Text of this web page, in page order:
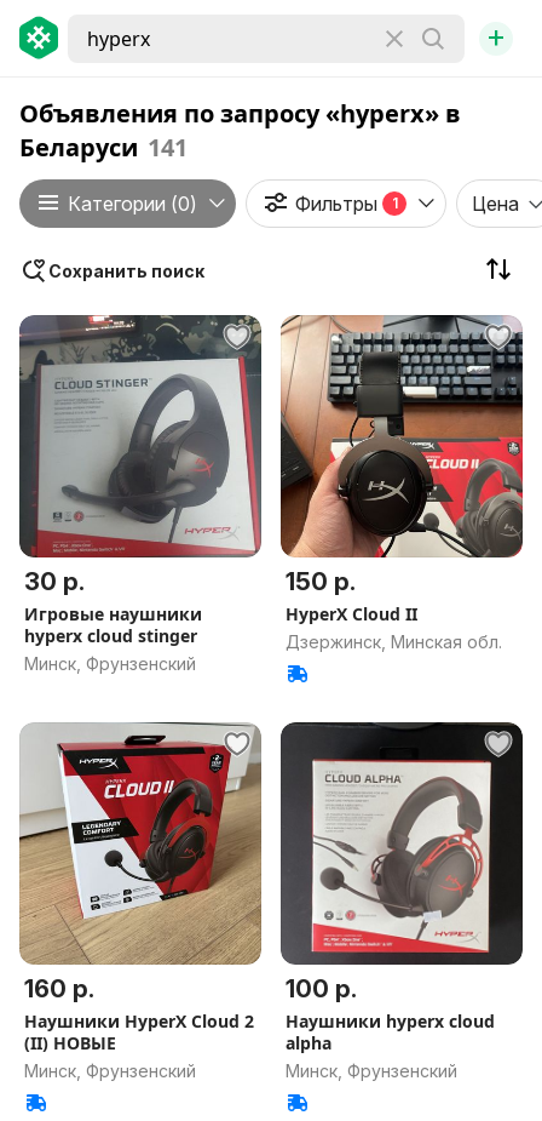
+
Объявления по запросу «hyperx» в
Беларуси 141
Категории (0) Фильтры 1 Цена
Сохранить поиск
30 р.
Игровые наушники
hyperx cloud stinger
Минск, Фрунзенский
150 р.
HyperX Cloud II
Дзержинск, Минская обл.
160 р.
Наушники HyperX Cloud 2
(II) НОВЫЕ
Минск, Фрунзенский
100 р.
Наушники hyperx cloud
alpha
Минск, Фрунзенский